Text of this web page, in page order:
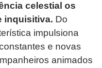
celestial os
inquisitiva. Do
impulsiona
e novas
animados